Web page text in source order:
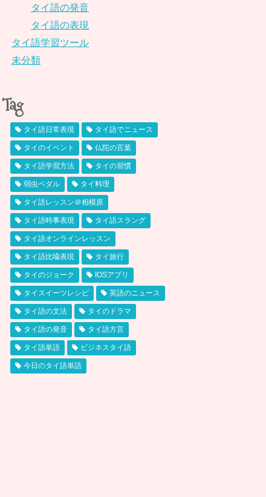
タイ語の発音
タイ語の表現
タイ語学習ツール
未分類
Tag
タイ語日常表現 タイ語でニュース
タイのイベント 仏陀の言葉
タイ語学習方法 タイの習慣
弱虫ペダル タイ料理
タイ語レッスン＠相模原
タイ語時事表現 タイ語スラング
タイ語オンラインレッスン
タイ語比喩表現 タイ旅行
タイのジョーク IOSアプリ
タイスイーツレシピ 英語のニュース
タイ語の文法 タイのドラマ
タイ語の発音 タイ語方言
タイ語単語 ビジネスタイ語
今日のタイ語単語